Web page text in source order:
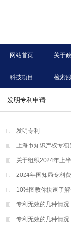
网站首页 关于
科技项目 检索
发明专利申请
发明专利
上海市知识产权专项
关于组织2024年上
2024年国知局专利
10张图教你快速了
专利无效的几种情况
专利无效的几种情况